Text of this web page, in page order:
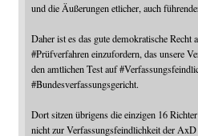
und die Äußerungen etlicher, auch
Daher ist es das gute demokratische Recht
#Prüfverfahreneinzufordern, das unsere
den amtlichen Test auf#
#Bundesverfassungsgericht.
Dort sitzen übrigens die einzigen 16
nicht zur Verfassungsfeindlichkeit der